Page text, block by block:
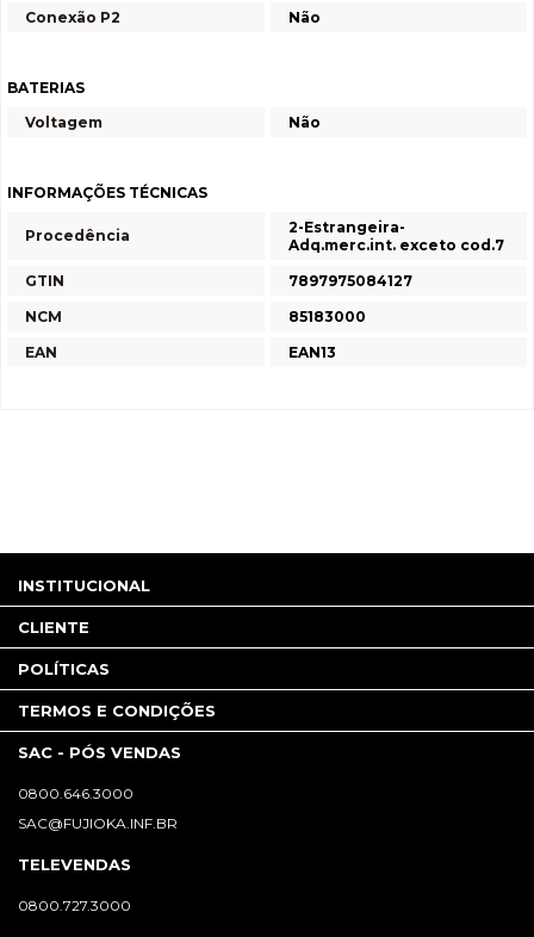
Conexão P2
Não
BATERIAS
Voltagem
Não
INFORMAÇÕES TÉCNICAS
Procedência
2-Estrangeira-
Adq.merc.int. exceto cod.7
GTIN
7897975084127
NCM
85183000
EAN
EAN13
INSTITUCIONAL
CLIENTE
POLÍTICAS
TERMOS E CONDIÇÕES
SAC - PÓS VENDAS
0800.646.3000
SAC@FUJIOKA.INF.BR
TELEVENDAS
0800.727.3000